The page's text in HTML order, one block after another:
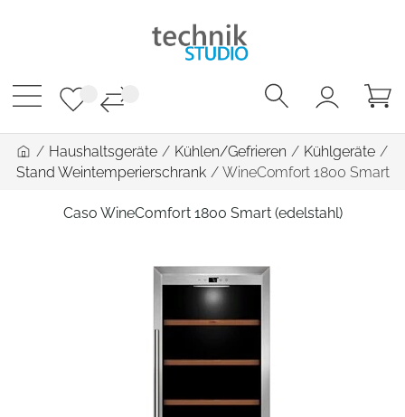
/ Haushaltsgeräte / Kühlen/Gefrieren / Kühlgeräte /
Stand Weintemperierschrank / WineComfort 1800 Smart
Caso WineComfort 1800 Smart (edelstahl)